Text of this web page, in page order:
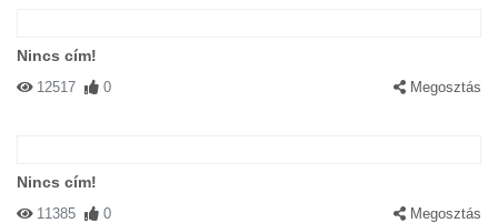
Nincs cím!
12517 0 Megosztás
Nincs cím!
11385 0 Megosztás